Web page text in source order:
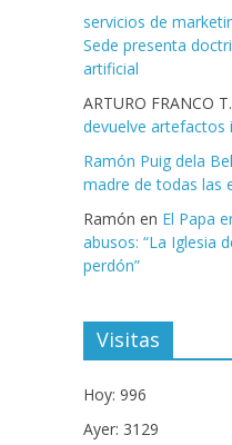
servicios de
Sede presenta
artificial
ARTURO FRANCO T.
devuelve artefactos
Ramón Puig dela
madre de todas las
Ramón en El Papa
abusos: “La Iglesia
perdón”
Visitas
Hoy: 996
Ayer: 3129